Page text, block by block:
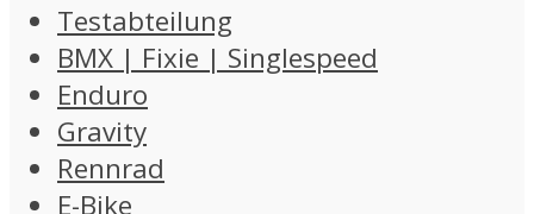
Testabteilung
BMX | Fixie | Singlespeed
Enduro
Gravity
Rennrad
E-Bike